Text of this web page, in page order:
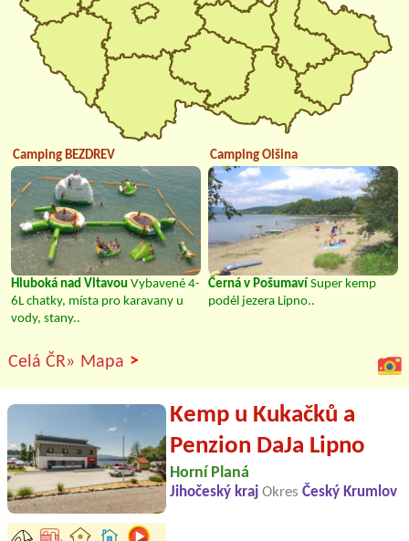
Camping BEZDREV
Hluboká nad Vltavou Vybavené 4-
6L chatky, místa pro karavany u
vody, stany..
Camping Olšina
Černá v Pošumaví Super kemp
podél jezera Lipno..
Celá ČR» Mapa >
Kemp u Kukačků a
Penzion DaJa Lipno
Horní Planá
Jihočeský kraj Okres Český Krumlov